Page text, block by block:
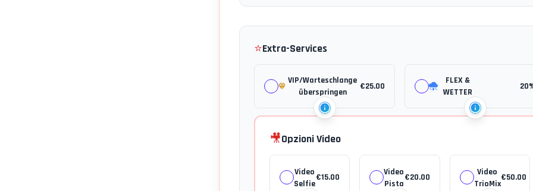
⭐Extra-Services
VIP/Warteschlange
überspringen
€25.00
FLEX &
WETTER
🎥Opzioni Video
Video
Selfie
€15.00
Video
Pista
€20.00
Video
TrioMix
€50.00